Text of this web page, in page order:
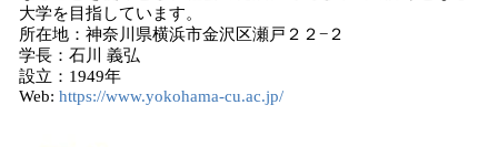
大学を目指しています。
所在地：神奈川県横浜市金沢区瀬戸２２−２
学長：石川 義弘
設立：1949年
Web: https://www.yokohama-cu.ac.jp/